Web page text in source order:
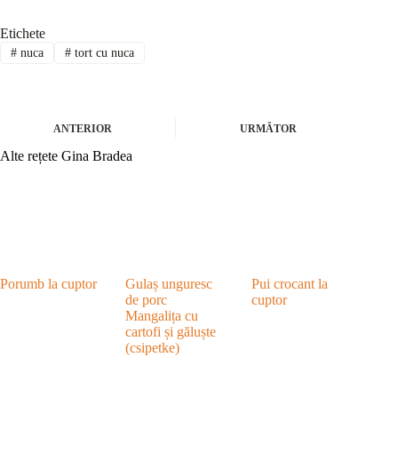
Etichete
#nuca #tort cu nuca
ANTERIOR URMĂTOR
Alte rețete Gina Bradea
Porumb la cuptor
Gulaș unguresc
de porc
Mangalița cu
cartofi și găluște
(csipetke)
Pui crocant la
cuptor